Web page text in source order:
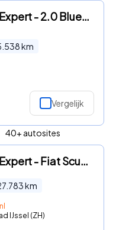
Peugeot Expert - 2.0 BlueHDI 145PK L3 Automaat Airco Cruise Navigatie Trekhaa
km
Vergelijk
40+ autosites
Peugeot Expert - Fiat Scudo MultiJet DC 6-Persoons Navi A.camera L3
km
IJssel (ZH)